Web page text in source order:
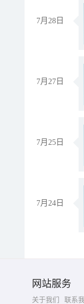
7月28日
7月27日
7月25日
7月24日
网站服务
关于我们 联系我